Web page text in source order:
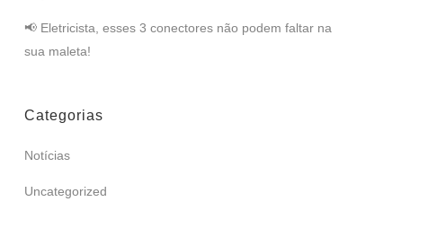
📢 Eletricista, esses 3 conectores não podem faltar na
sua maleta!
Categorias
Notícias
Uncategorized